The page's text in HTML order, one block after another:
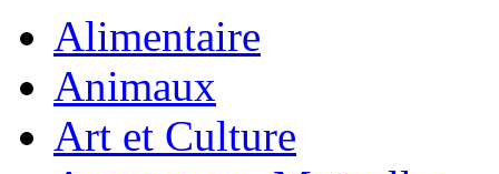
Alimentaire
Animaux
Art et Culture